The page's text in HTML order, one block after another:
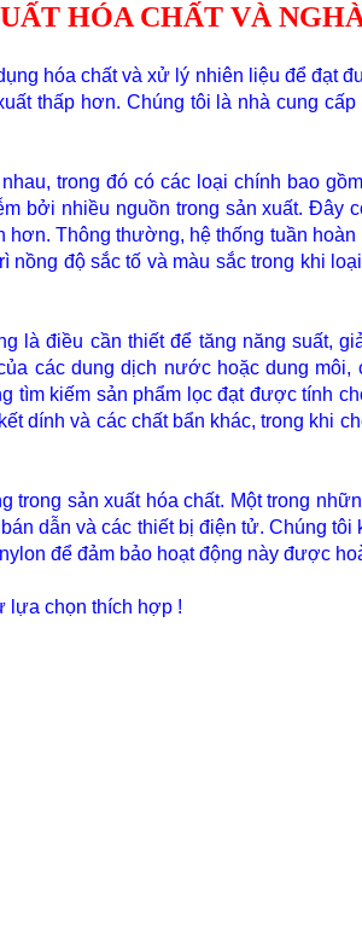
HÓA CHẤT VÀ
hóa chất và xử lý nhiên liệu để đạt
thấp hơn. Chúng tôi là nhà cung
trong đó có các loại chính bao
bởi nhiều nguồn trong sản xuất. Đây
hơn. Thông thường, hệ thống tuần
nồng độ sắc tố và màu sắc trong khi
là điều cần thiết để tăng năng suất,
các dung dịch nước hoặc dung
tìm kiếm sản phẩm lọc đạt được tính
dính và các chất bẩn khác, trong khi
trong sản xuất hóa chất. Một trong
dẫn và các thiết bị điện tử. Chúng tôi
để đảm bảo hoạt động này được
lựa chọn thích hợp !